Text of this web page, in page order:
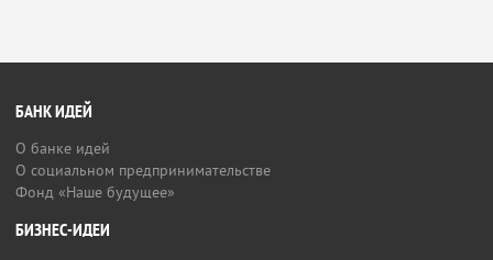
БАНК ИДЕЙ
О банке идей
О социальном предпринимательстве
Фонд «Наше будущее»
БИЗНЕС-ИДЕИ